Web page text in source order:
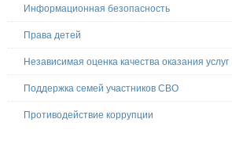
Информационная безопасность
Права детей
Независимая оценка качества оказания услуг
Поддержка семей участников СВО
Противодействие коррупции